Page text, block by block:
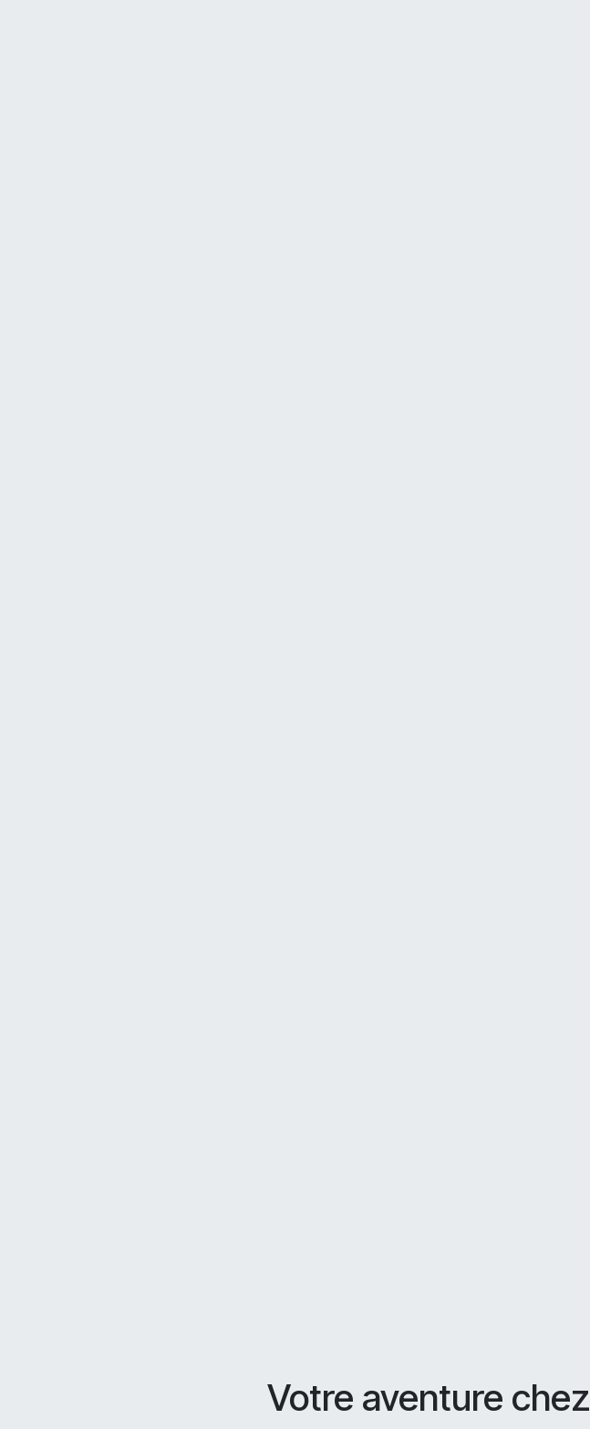
Votre aventure chez